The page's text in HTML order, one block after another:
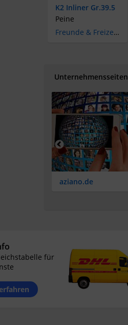
K2 Inliner Gr.39.5
Peine
Freunde & Freizeitpartner
Unternehmensseiten
aziano.de
für